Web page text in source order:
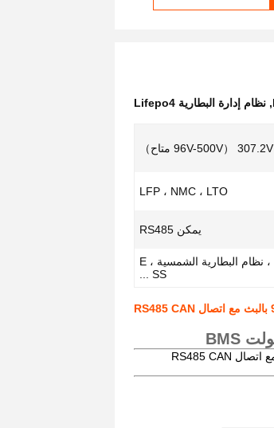
, نظام إدارة البطارية Lifepo4
307.2V （96V-500V متاح）
LFP ، NMC ، LTO
يمكن RS485
UPS ، نظام البطارية الشمسية ، E
SS ...